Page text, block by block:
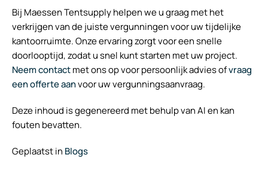
Bij Maessen Tentsupply helpen we u graag met het
verkrijgen van de juiste vergunningen voor uw tijdelijke
kantoorruimte. Onze ervaring zorgt voor een snelle
doorlooptijd, zodat u snel kunt starten met uw project.
Neem contactmet ons op voor persoonlijk advies ofvraag
een offerte aanvoor uw vergunningsaanvraag.
Deze inhoud is gegenereerd met behulp van AI en kan
fouten bevatten.
Geplaatst in Blogs